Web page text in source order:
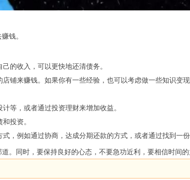
钱。
的收入，可以更快地还清债务。
铺来赚钱。如果你有一些经验，也可以考虑做一些知识变现
等，或者通过投资理财来增加收益。
投资。
，例如通过协商，达成分期还款的方式，或者通过找到一
同时，要保持良好的心态，不要急功近利，要相信时间的